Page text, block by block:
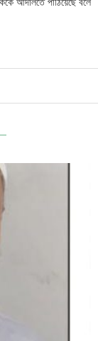
আদালতে পাঠিয়েছে বলে